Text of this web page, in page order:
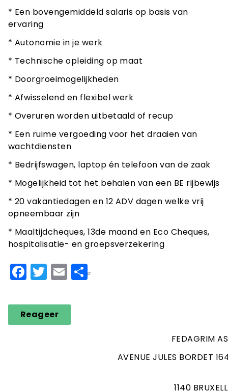
* Een bovengemiddeld salaris op basis van
ervaring
* Autonomie in je werk
* Technische opleiding op maat
* Doorgroeimogelijkheden
* Afwisselend en flexibel werk
* Overuren worden uitbetaald of recup
* Een ruime vergoeding voor het draaien van
wachtdiensten
* Bedrijfswagen, laptop én telefoon van de zaak
* Mogelijkheid tot het behalen van een BE rijbewijs
* 20 vakantiedagen en 12 ADV dagen welke vrij
opneembaar zijn
* Maaltijdcheques, 13de maand en Eco Cheques,
hospitalisatie- en groepsverzekering
Facebook
Twitter
EmailShare
Reageer
FEDAGRIM
AVENUE JULES BORDET
1140